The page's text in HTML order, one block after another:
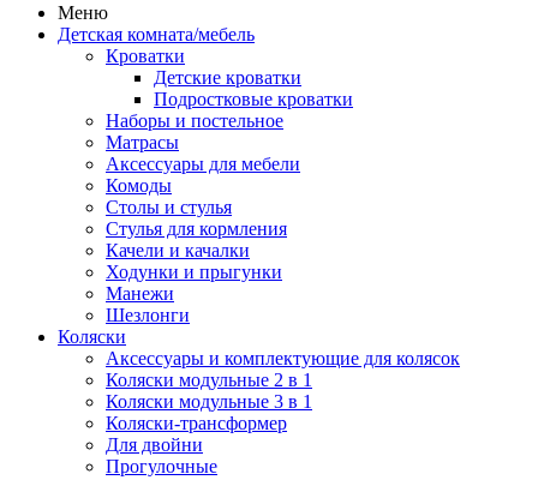
Меню
Детская комната/мебель
Кроватки
Детские кроватки
Подростковые кроватки
Наборы и постельное
Матрасы
Аксессуары для мебели
Комоды
Столы и стулья
Стулья для кормления
Качели и качалки
Ходунки и прыгунки
Манежи
Шезлонги
Коляски
Аксессуары и комплектующие для колясок
Коляски модульные 2 в 1
Коляски модульные 3 в 1
Коляски-трансформер
Для двойни
Прогулочные